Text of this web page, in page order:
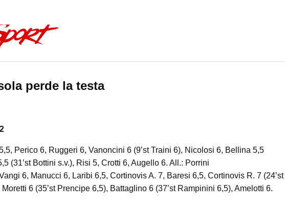
perde la testa
Perico 6, Ruggeri 6, Vanoncini 6 (9’st Traini 6), Nicolosi 6, Bellina 5,5
(31’st Bottini s.v.), Risi 5, Crotti 6, Augello 6. All.: Porrini
6, Manucci 6, Laribi 6,5, Cortinovis A. 7, Baresi 6,5, Cortinovis R. 7 (24’st
6 (35’st Prencipe 6,5), Battaglino 6 (37’st Rampinini 6,5), Amelotti 6.